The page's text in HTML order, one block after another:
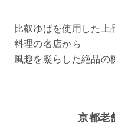
比叡ゆばを使用した上
料理の名店から
風趣を凝らした絶品の
京都老